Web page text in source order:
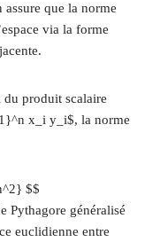
que la norme
via la forme
produit scalaire
x_i y_i$, la norme
$$
Pythagore généralisé
euclidienne entre